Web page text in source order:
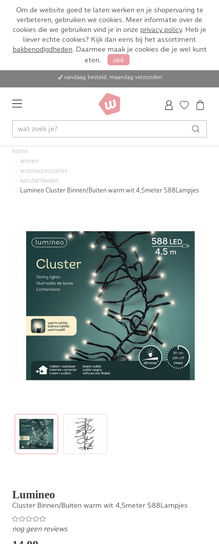
Om de website goed te laten werken en je shopervaring te
verbeteren, gebruiken we cookies. Meer informatie over de
cookies die we gebruiken vind je in onze privacy policy. Heb je
liever echte cookies? Kijk dan eens bij het assortiment
bakbenodigdheden. Daarmee maak je cookies die je wel kunt
eten.
oké
vandaag besteld, maandag verzonden
home
wonen
woonaccessoires
kerstartikelen
Lumineo Cluster Binnen/Buiten warm wit 4,5meter 588Lampjes
Lumineo
Cluster Binnen/Buiten warm wit 4,5meter 588Lampjes
nog geen reviews